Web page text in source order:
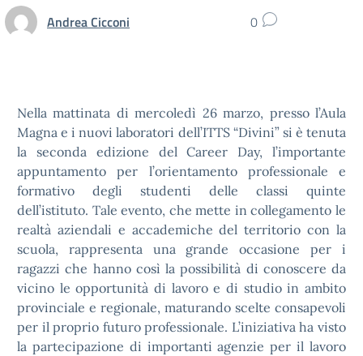
Andrea Cicconi 0
Nella mattinata di mercoledì 26 marzo, presso l’Aula
Magna e i nuovi laboratori dell’ITTS “Divini” si è tenuta
la seconda edizione del Career Day, l’importante
appuntamento per l’orientamento professionale e
formativo degli studenti delle classi quinte
dell’istituto. Tale evento, che mette in collegamento le
realtà aziendali e accademiche del territorio con la
scuola, rappresenta una grande occasione per i
ragazzi che hanno così la possibilità di conoscere da
vicino le opportunità di lavoro e di studio in ambito
provinciale e regionale, maturando scelte consapevoli
per il proprio futuro professionale. L’iniziativa ha visto
la partecipazione di importanti agenzie per il lavoro